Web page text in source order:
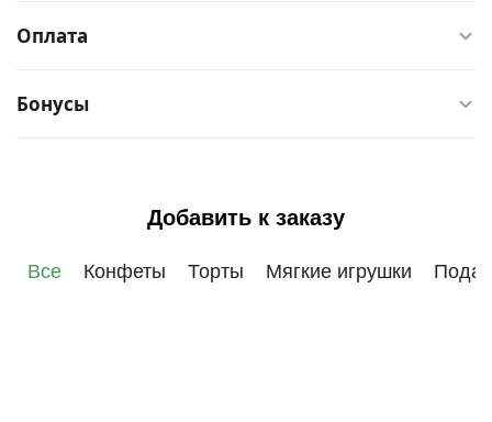
Оплата
Бонусы
Добавить к заказу
Все Конфеты Торты Мягкие игрушки